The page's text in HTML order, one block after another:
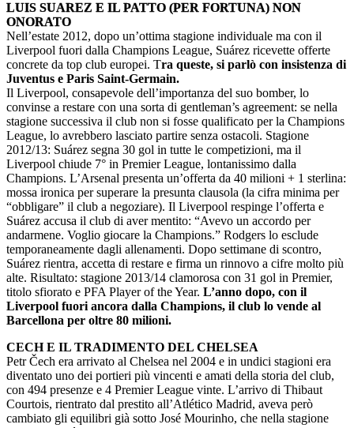
LUIS SUAREZ E IL PATTO (PER FORTUNA) NON
ONORATO
Nell’estate 2012, dopo un’ottima stagione individuale ma con il
Liverpool fuori dalla Champions League, Suárez ricevette offerte
concrete da top club europei. Tra queste, si parlò con insistenza di
Juventus e Paris Saint-Germain.
Il Liverpool, consapevole dell’importanza del suo bomber, lo
convinse a restare con una sorta di gentleman’s agreement: se nella
stagione successiva il club non si fosse qualificato per la Champions
League, lo avrebbero lasciato partire senza ostacoli. Stagione
2012/13: Suárez segna 30 gol in tutte le competizioni, ma il
Liverpool chiude 7° in Premier League, lontanissimo dalla
Champions. L’Arsenal presenta un’offerta da 40 milioni + 1 sterlina:
mossa ironica per superare la presunta clausola (la cifra minima per
“obbligare” il club a negoziare). Il Liverpool respinge l’offerta e
Suárez accusa il club di aver mentito: “Avevo un accordo per
andarmene. Voglio giocare la Champions.” Rodgers lo esclude
temporaneamente dagli allenamenti. Dopo settimane di scontro,
Suárez rientra, accetta di restare e firma un rinnovo a cifre molto più
alte. Risultato: stagione 2013/14 clamorosa con 31 gol in Premier,
titolo sfiorato e PFA Player of the Year. L’anno dopo, con il
Liverpool fuori ancora dalla Champions, il club lo vende al
Barcellona per oltre 80 milioni.
CECH E IL TRADIMENTO DEL CHELSEA
Petr Čech era arrivato al Chelsea nel 2004 e in undici stagioni era
diventato uno dei portieri più vincenti e amati della storia del club,
con 494 presenze e 4 Premier League vinte. L’arrivo di Thibaut
Courtois, rientrato dal prestito all’Atlético Madrid, aveva però
cambiato gli equilibri già sotto José Mourinho, che nella stagione